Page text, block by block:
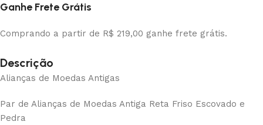
Ganhe Frete Grátis
Comprando a partir de R$ 219,00 ganhe frete grátis.
Descrição
Alianças de Moedas Antigas
Par de Alianças de Moedas Antiga Reta Friso Escovado e
Pedra